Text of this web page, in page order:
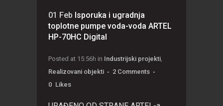
01 Feb Isporuka i ugradnja
toplotne pumpe voda-voda ARTEL
HP-70HC Digital
Posted at 15:56h in Industrijski projekti,
Realizovani objekti
2 Comments
0 Likes